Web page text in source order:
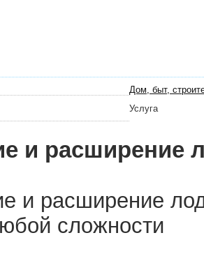
Дом, быт,
Услуга
и расширение
и расширение
сложности